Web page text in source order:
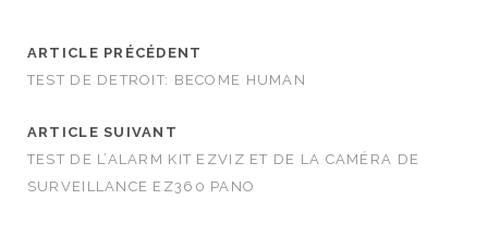
ARTICLE PRÉCÉDENT
TEST DE DETROIT: BECOME HUMAN
ARTICLE SUIVANT
TEST DE L’ALARM KIT EZVIZ ET DE LA CAMÉRA DE
SURVEILLANCE EZ360 PANO